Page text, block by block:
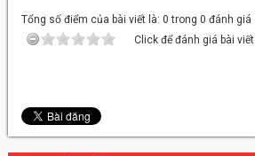
Tổng số điểm của bài viết là: 0 trong 0 đánh giá
Click để đánh giá bài viết